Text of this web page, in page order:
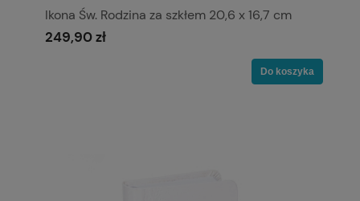
Ikona Św. Rodzina za szkłem 20,6 x 16,7 cm
249,90 zł
Do koszyka